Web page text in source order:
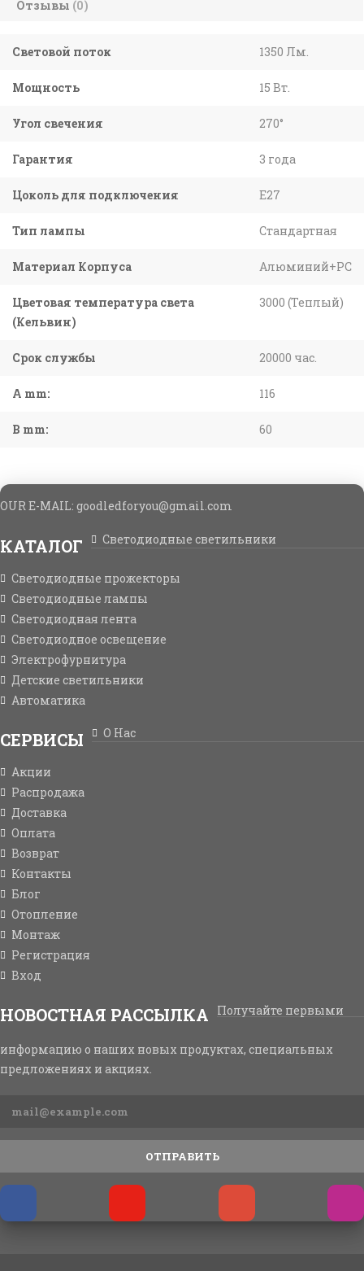
Отзывы (0)
Световой поток 1350 Лм.
Мощность 15 Вт.
Угол свечения 270°
Гарантия 3 года
Цоколь для подключения E27
Тип лампы Стандартная
Материал Корпуса Алюминий+PC
Цветовая температура света
(Кельвин)
3000 (Теплый)
Срок службы 20000 час.
A mm: 116
B mm: 60
OUR E-MAIL: goodledforyou@gmail.cоm
КАТАЛОГ Светодиодные светильники
Светодиодные прожекторы
Светодиодные лампы
Светодиодная лента
Светодиодное освещение
Электрофурнитура
Детские светильники
Автоматика
СЕРВИСЫ О Нас
Акции
Распродажа
Доставка
Оплата
Возврат
Контакты
Блог
Отопление
Монтаж
Регистрация
Вход
НОВОСТНАЯ РАССЫЛКА Получайте первыми
информацию о наших новых продуктах, специальных
предложениях и акциях.
ОТПРАВИТЬ